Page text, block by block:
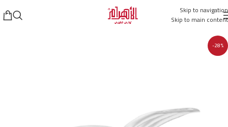
Skip to navigation
Skip to main content
-28%